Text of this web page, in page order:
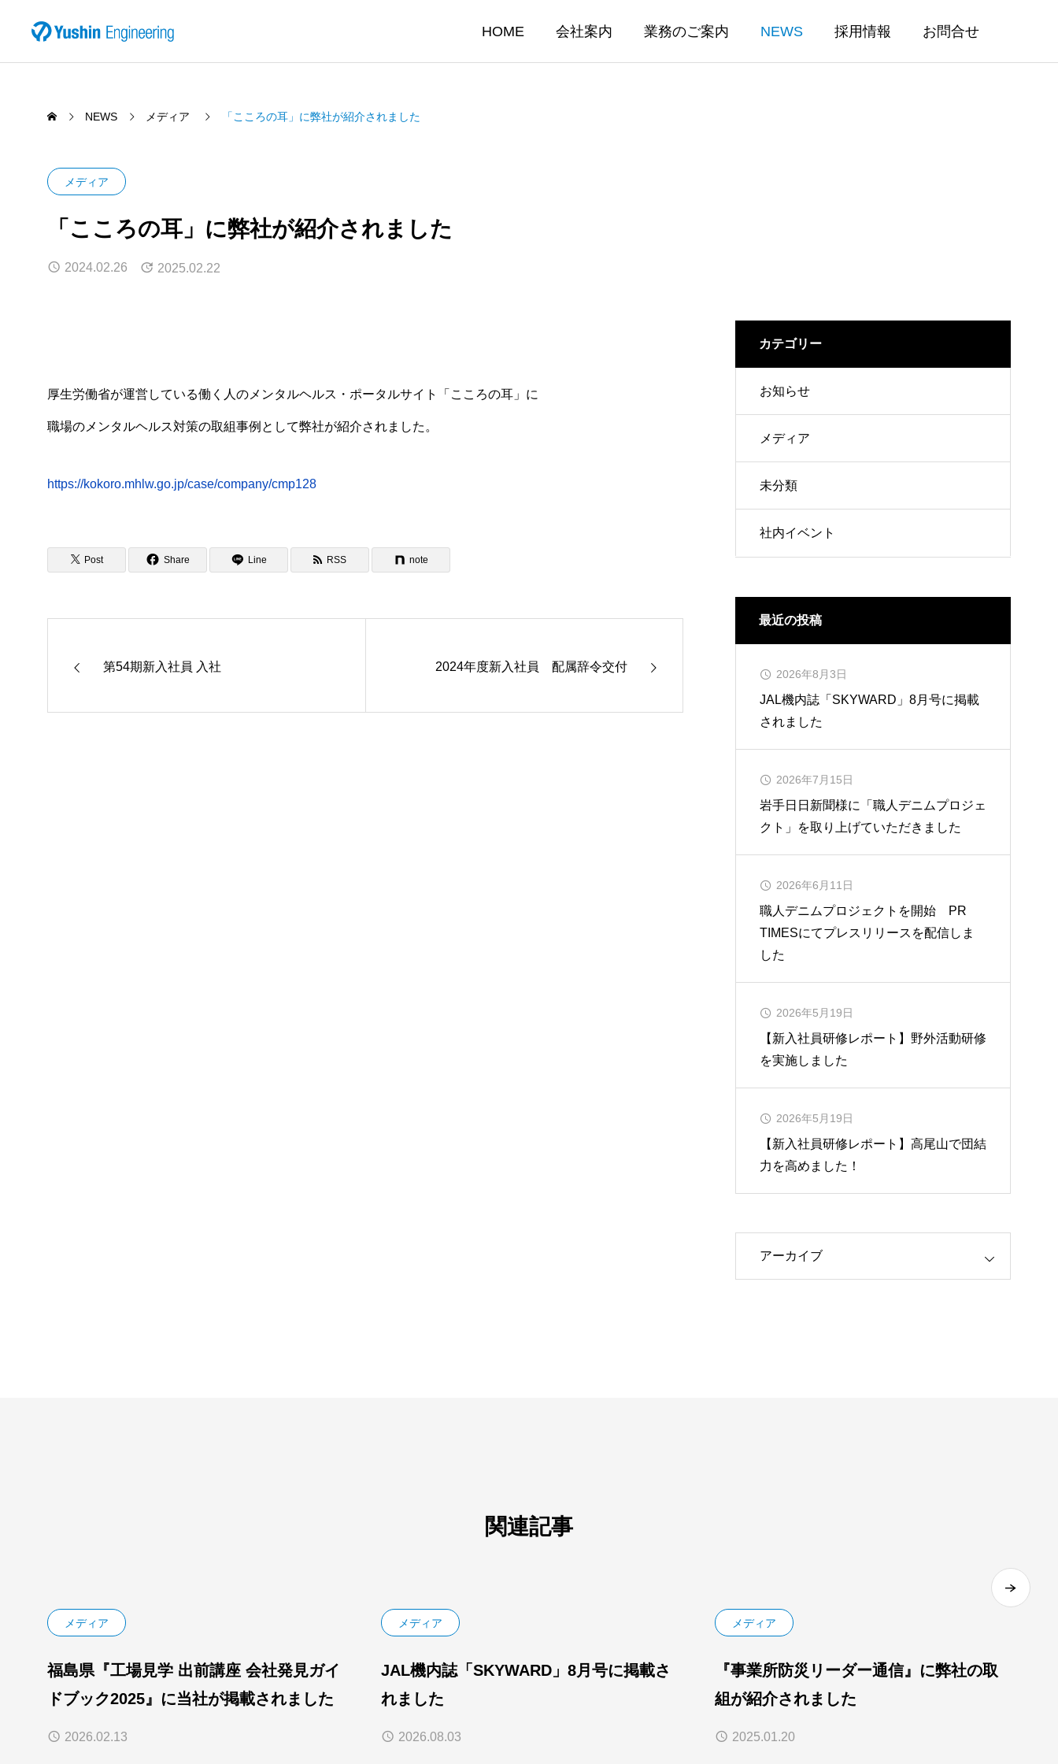
HOME 会社案内 業務のご案内 NEWS 採用情報 お問合せ
NEWS メディア 「こころの耳」に弊社が紹介されました
メディア
「こころの耳」に弊社が紹介されました
2024.02.26 2025.02.22
厚生労働省が運営している働く人のメンタルヘルス・ポータルサイト「こころの耳」に
職場のメンタルヘルス対策の取組事例として弊社が紹介されました。
https://kokoro.mhlw.go.jp/case/company/cmp128
Post Share Line RSS note
第54期新入社員 入社 2024年度新入社員 配属辞令交付
カテゴリー
お知らせ
メディア
未分類
社内イベント
最近の投稿
JAL機内誌「SKYWARD」8月号に掲載
されました
2026年8月3日
岩手日日新聞様に「職人デニムプロジェ
クト」を取り上げていただきました
2026年7月15日
職人デニムプロジェクトを開始 PR
TIMESにてプレスリリースを配信しま
した
2026年6月11日
【新入社員研修レポート】野外活動研修
を実施しました
2026年5月19日
【新入社員研修レポート】高尾山で団結
力を高めました！
2026年5月19日
関連記事
メディア
福島県『工場見学 出前講座 会社発見ガイ
ドブック2025』に当社が掲載されました
2026.02.13
メディア
JAL機内誌「SKYWARD」8月号に掲載さ
れました
2026.08.03
メディア
『事業所防災リーダー通信』に弊社の取
組が紹介されました
2025.01.20